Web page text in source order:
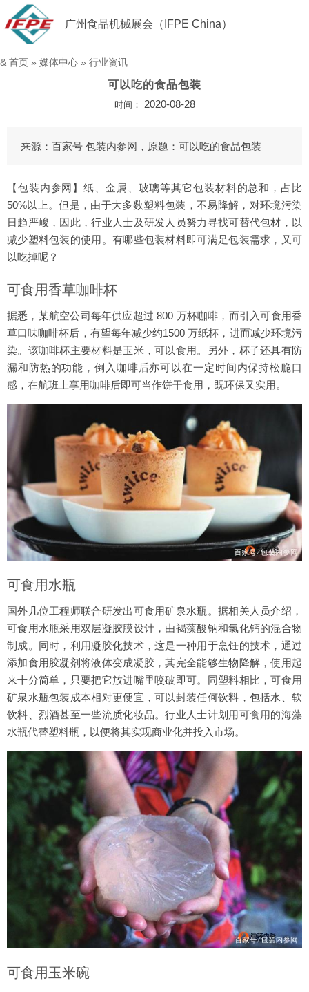
广州食品机械展会（IFPE China）
& 首页 » 媒体中心 » 行业资讯
可以吃的食品包装
时间： 2020-08-28
来源：百家号 包装内参网，原题：可以吃的食品包装
【包装内参网】纸、金属、玻璃等其它包装材料的总和，占比
50%以上。但是，由于大多数塑料包装，不易降解，对环境污染
日趋严峻，因此，行业人士及研发人员努力寻找可替代包材，以
减少塑料包装的使用。有哪些包装材料即可满足包装需求，又可
以吃掉呢？
可食用香草咖啡杯
据悉，某航空公司每年供应超过 800 万杯咖啡，而引入可食用香
草口味咖啡杯后，有望每年减少约1500 万纸杯，进而减少环境污
染。该咖啡杯主要材料是玉米，可以食用。另外，杯子还具有防
漏和防热的功能，倒入咖啡后亦可以在一定时间内保持松脆口
感，在航班上享用咖啡后即可当作饼干食用，既环保又实用。
可食用水瓶
国外几位工程师联合研发出可食用矿泉水瓶。据相关人员介绍，
可食用水瓶采用双层凝胶膜设计，由褐藻酸钠和氯化钙的混合物
制成。同时，利用凝胶化技术，这是一种用于烹饪的技术，通过
添加食用胶凝剂将液体变成凝胶，其完全能够生物降解，使用起
来十分简单，只要把它放进嘴里咬破即可。同塑料相比，可食用
矿泉水瓶包装成本相对更便宜，可以封装任何饮料，包括水、软
饮料、烈酒甚至一些流质化妆品。行业人士计划用可食用的海藻
水瓶代替塑料瓶，以便将其实现商业化并投入市场。
可食用玉米碗